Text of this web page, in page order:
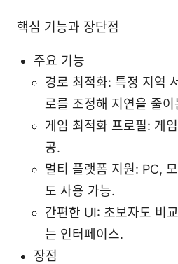
핵심 기능과 장단점
주요 기능
경로 최적화: 특정 지역
로를 조정해 지연을 줄이
게임 최적화 프로필: 게
공.
멀티 플랫폼 지원: PC,
도 사용 가능.
간편한 UI: 초보자도 비
는 인터페이스.
장점